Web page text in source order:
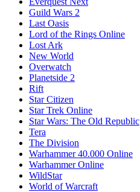
Guild Wars 2
Last Oasis
Lord of the Rings Online
Lost Ark
New World
Overwatch
Planetside 2
Rift
Star Citizen
Star Trek Online
Star Wars: The Old Republic
Tera
The Division
Warhammer 40.000 Online
Warhammer Online
WildStar
World of Warcraft